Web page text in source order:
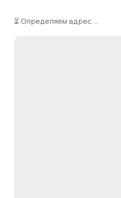
⏳ Определяем адрес...